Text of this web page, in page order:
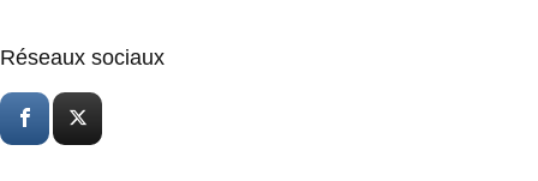
Réseaux sociaux